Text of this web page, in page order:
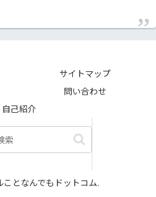
サイトマップ
問い合わせ
自己紹介
となんでもドットコム.